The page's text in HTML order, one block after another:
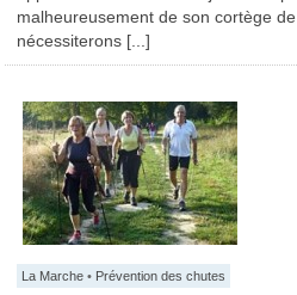
malheureusement de son cortège
nécessiterons [...]
La Marche • Prévention des chutes